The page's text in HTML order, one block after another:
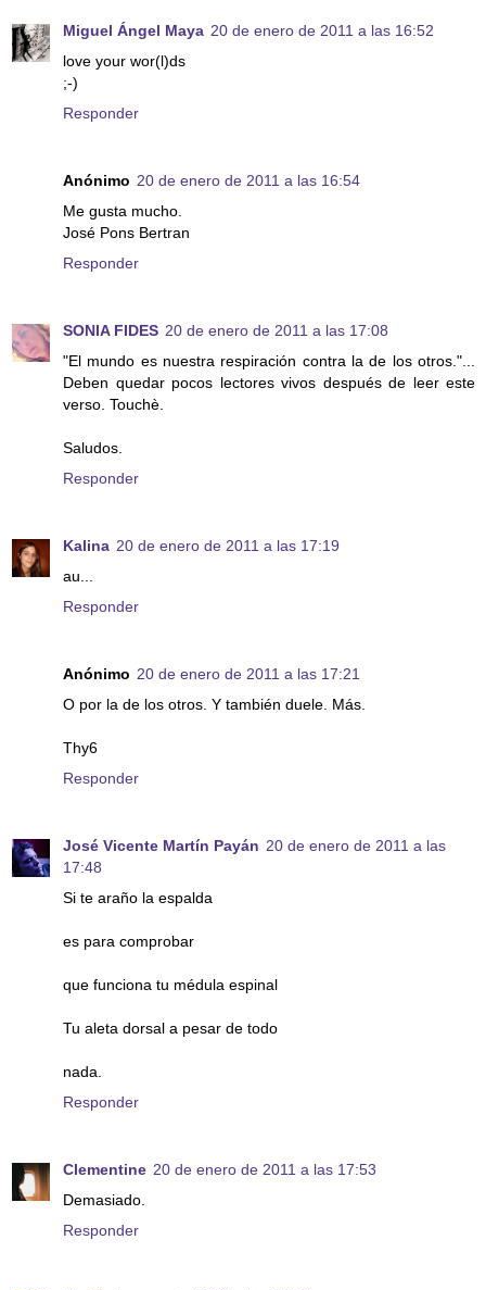
Miguel Ángel Maya 20 de enero de 2011 a las 16:52
love your wor(l)ds
;-)
Responder
Anónimo 20 de enero de 2011 a las 16:54
Me gusta mucho.
José Pons Bertran
Responder
SONIA FIDES 20 de enero de 2011 a las 17:08
"El mundo es nuestra respiración contra la de los otros."...
Deben quedar pocos lectores vivos después de leer este
verso. Touchè.
Saludos.
Responder
Kalina 20 de enero de 2011 a las 17:19
au...
Responder
Anónimo 20 de enero de 2011 a las 17:21
O por la de los otros. Y también duele. Más.
Thy6
Responder
José Vicente Martín Payán 20 de enero de 2011 a las
17:48
Si te araño la espalda
es para comprobar
que funciona tu médula espinal
Tu aleta dorsal a pesar de todo
nada.
Responder
Clementine 20 de enero de 2011 a las 17:53
Demasiado.
Responder